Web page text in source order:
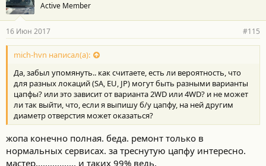
Active Member
16 Июн 2017 #115
mich-hvn написал(а):
Да, забыл упомянуть.. как считаете, есть ли вероятность, что
для разных локаций (SA, EU, JP) могут быть разными варианты
цапфы? или это зависит от варианта 2WD или 4WD? и не может
ли так выйти, что, если я выпишу б/у цапфу, на ней другим
диаметр отверстия может оказаться?
жопа конечно полная. беда. ремонт только в
нормальных сервисах. за треснутую цапфу интересно.
мастер................. и таких 99% ведь.